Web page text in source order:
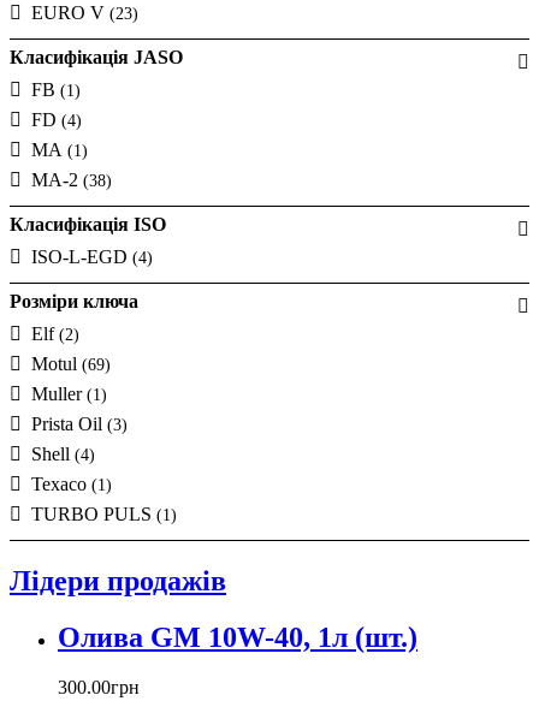
EURO V (23)
Класифікація JASO
FB (1)
FD (4)
MA (1)
MA-2 (38)
Класифікація ISO
ISO-L-EGD (4)
Розміри ключа
Elf (2)
Motul (69)
Muller (1)
Prista Oil (3)
Shell (4)
Texaco (1)
TURBO PULS (1)
Лідери продажів
Олива GM 10W-40, 1л (шт.)
300.00грн